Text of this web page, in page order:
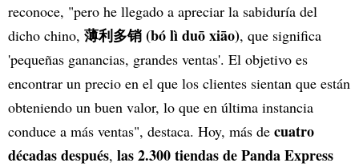
reconoce, "pero he llegado a apreciar la sabiduría del
dicho chino, 薄利多销 (bó lì duō xiāo), que significa
'pequeñas ganancias, grandes ventas'. El objetivo es
encontrar un precio en el que los clientes sientan que están
obteniendo un buen valor, lo que en última instancia
conduce a más ventas", destaca. Hoy, más de cuatro
décadas después, las 2.300 tiendas de Panda Express